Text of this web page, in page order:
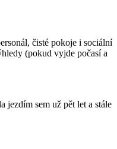
čisté pokoje i sociální
(pokud vyjde počasí a
jezdím sem už pět let a stále